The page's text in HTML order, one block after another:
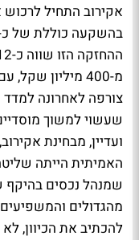
מ-400 מיליון
שעשוי למשוך
ועדיין, מבחינת
האמיתית הייתה
מהגדולים
להכתיב את הכיוון,